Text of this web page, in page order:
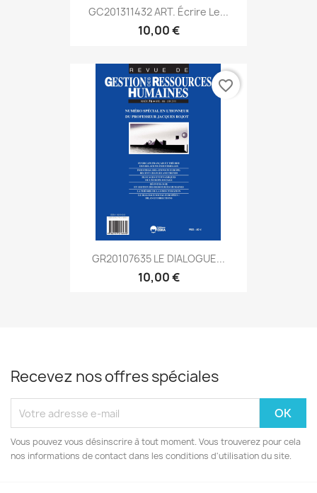
GC201311432 ART. Écrire Le...
10,00 €
GR20107635 LE DIALOGUE...
10,00 €
favorite_border
Recevez nos offres spéciales
Vous pouvez vous désinscrire à tout moment. Vous trouverez pour cela
nos informations de contact dans les conditions d'utilisation du site.